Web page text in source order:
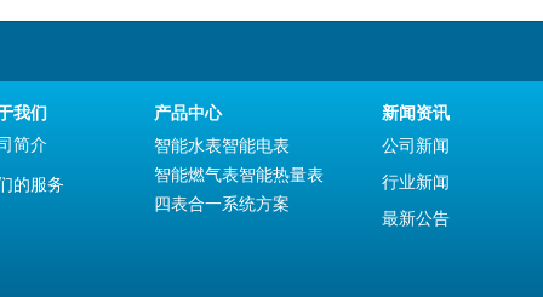
产品中心
智能水表智能电表
智能燃气表智能热量表
四表合一系统方案
新闻资讯
公司新闻
行业新闻
最新公告
我们
简介
的服务